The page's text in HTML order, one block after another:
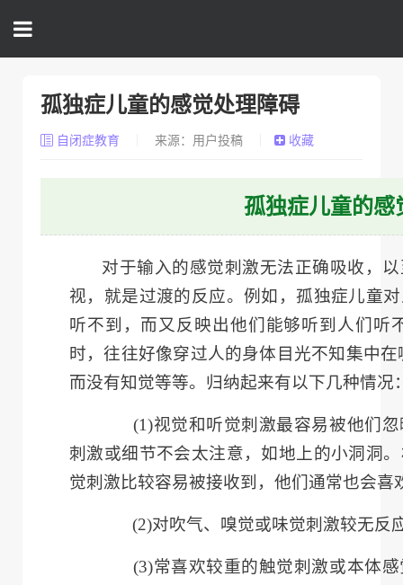
孤独症儿童的感觉处理障碍
自闭症教育 来源：用户投稿 收藏
孤独症儿童的感
对于输入的感觉刺激无法正确吸收，
视，就是过渡的反应。例如，孤独症儿童
听不到，而又反映出他们能够听到人们听
时，往往好像穿过人的身体目光不知集中在
而没有知觉等等。归纳起来有以下几种情况
(1)视觉和听觉刺激最容易被他们
刺激或细节不会太注意，如地上的小洞洞
觉刺激比较容易被接收到，他们通常也会喜
(2)对吹气、嗅觉或味觉刺激较无反
(3)常喜欢较重的触觉刺激或本体